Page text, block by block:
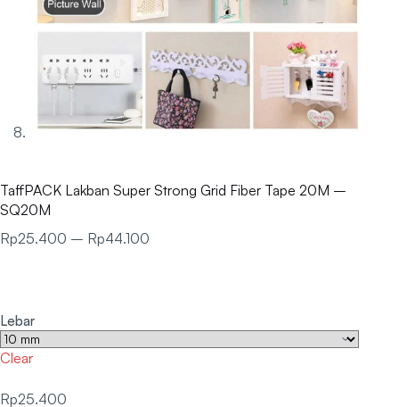
TaffPACK Lakban Super Strong Grid Fiber Tape 20M –
SQ20M
Rp25.400 – Rp44.100
Lebar
Clear
Rp25.400